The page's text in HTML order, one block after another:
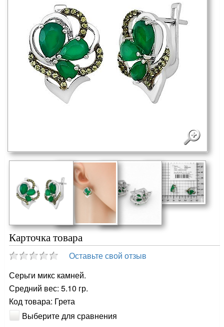
Карточка товара
Оставьте свой отзыв
Серьги микс камней.
Средний вес: 5.10 гр.
Код товара: Грета
Выберите для сравнения